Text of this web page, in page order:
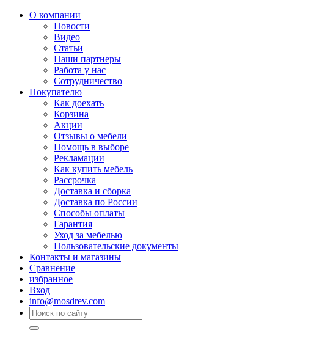
О компании
Новости
Видео
Статьи
Наши партнеры
Работа у нас
Сотрудничество
Покупателю
Как доехать
Корзина
Акции
Отзывы о мебели
Помощь в выборе
Рекламации
Как купить мебель
Рассрочка
Доставка и сборка
Доставка по России
Способы оплаты
Гарантия
Уход за мебелью
Пользовательские документы
Контакты и магазины
Сравнение
избранное
Вход
info@mosdrev.com